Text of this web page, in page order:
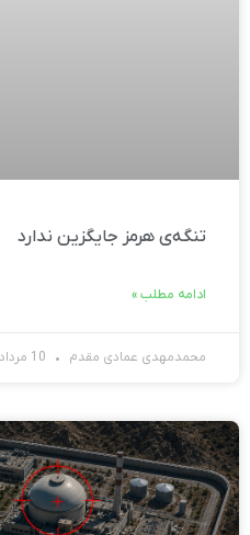
تنگه‌ی هرمز جایگزین ندارد
ادامه مطلب »
محمدمهدی عمادی مقدم